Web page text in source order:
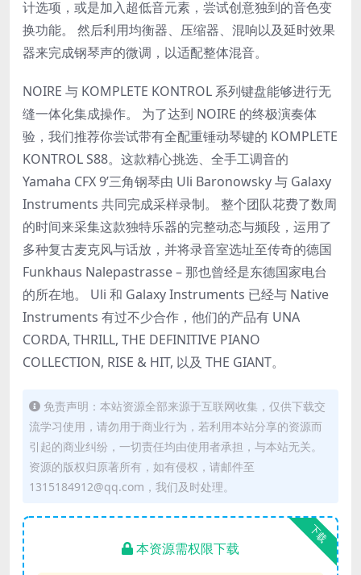
计选项，或是加入超低音元素，尝试创意独到的音色变
换功能。 然后利用均衡器、压缩器、混响以及延时效果
器来完成钢琴声的微调，以适配整体混音。
NOIRE 与 KOMPLETE KONTROL 系列键盘能够进行无
缝一体化集成操作。 为了达到 NOIRE 的终极演奏体
验，我们推荐你尝试带有全配重锤动琴键的 KOMPLETE
KONTROL S88。这款精心挑选、全手工调音的
Yamaha CFX 9’三角钢琴由 Uli Baronowsky 与 Galaxy
Instruments 共同完成采样录制。 整个团队花费了数周
的时间来采集这款独特乐器的完整动态与频段，运用了
多种复古麦克风与话放，并将录音室选址至传奇的德国
Funkhaus Nalepastrasse – 那也曾经是东德国家电台
的所在地。 Uli 和 Galaxy Instruments 已经与 Native
Instruments 有过不少合作，他们的产品有 UNA
CORDA, THRILL, THE DEFINITIVE PIANO
COLLECTION, RISE & HIT, 以及 THE GIANT。
免责声明：本站资源全部来源于互联网收集，仅供下载交
流学习使用，请勿用于商业行为，若利用本站分享的资源而
引起的商业纠纷，一切责任均由使用者承担，与本站无关。
资源的版权归原著所有，如有侵权，请邮件至
1315184912@qq.com，我们及时处理。
下载
本资源需权限下载